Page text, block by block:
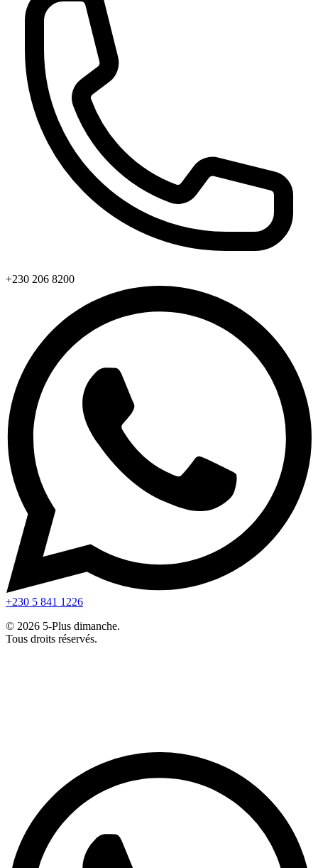
+230 206 8200
+230 5 841 1226
© 2026 5-Plus dimanche.
Tous droits réservés.